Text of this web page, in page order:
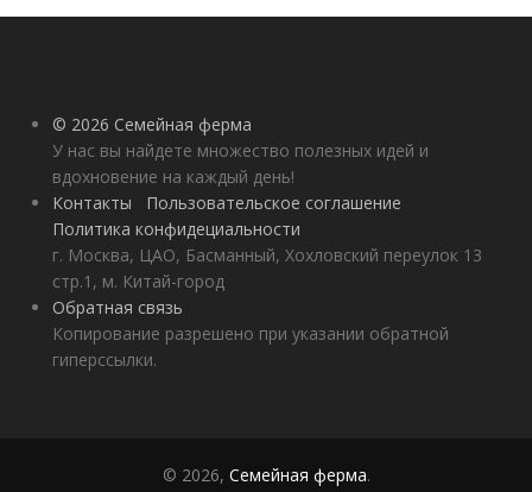
новую подборку
© 2026 Семейная ферма
У нас вы найдете множество полезных идей и
вдохновение на каждый день!
Контакты
Пользовательское соглашение
Политика конфидециальности
г. Москва, ЦАО, Басманный, Хохловский переулок 13
стр.1, м. Китай-город
Обратная связь
Копирование разрешено при указании обратной
гиперссылки.
© 2026, Семейная ферма.